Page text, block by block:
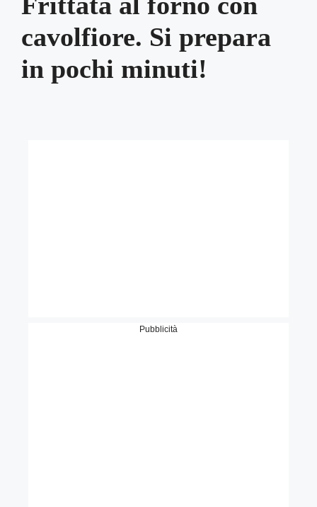
cavolfiore. Si prepara
in pochi minuti!
Pubblicità